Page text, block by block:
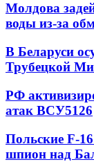
Молдова
воды из-за
В Беларуси
Трубецкой
РФ
атак ВСУ5126
Польские F-
шпион над